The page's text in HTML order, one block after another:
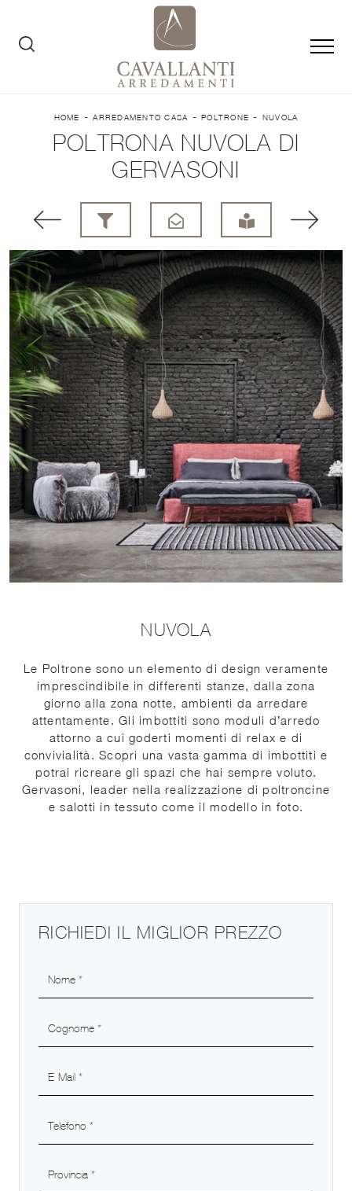
HOME -ARREDAMENTO CASA -POLTRONE - NUVOLA
POLTRONA NUVOLA DI
GERVASONI
NUVOLA
Le Poltrone sono un elemento di design veramente
imprescindibile in differenti stanze, dalla zona
giorno alla zona notte, ambienti da arredare
attentamente. Gli imbottiti sono moduli d’arredo
attorno a cui goderti momenti di relax e di
convivialità. Scopri una vasta gamma di imbottiti e
potrai ricreare gli spazi che hai sempre voluto.
Gervasoni, leader nella realizzazione di poltroncine
e salotti in tessuto come il modello in foto.
RICHIEDI IL MIGLIOR PREZZO